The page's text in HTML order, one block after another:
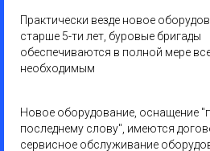
Практически везде новое
старше 5-ти лет, буровые бригады
обеспечиваются в полной мере
необходимым
Новое оборудование, оснащение
последнему слову", имеются
сервисное обслуживание